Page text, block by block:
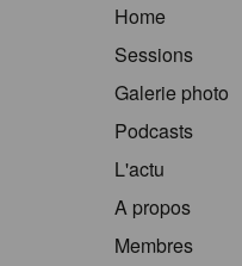
Home
Sessions
Galerie photo
Podcasts
L'actu
A propos
Membres